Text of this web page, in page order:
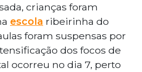
crianças foram
escola ribeirinha do
foram suspensas por
dos focos de
ocorreu no dia 7, perto